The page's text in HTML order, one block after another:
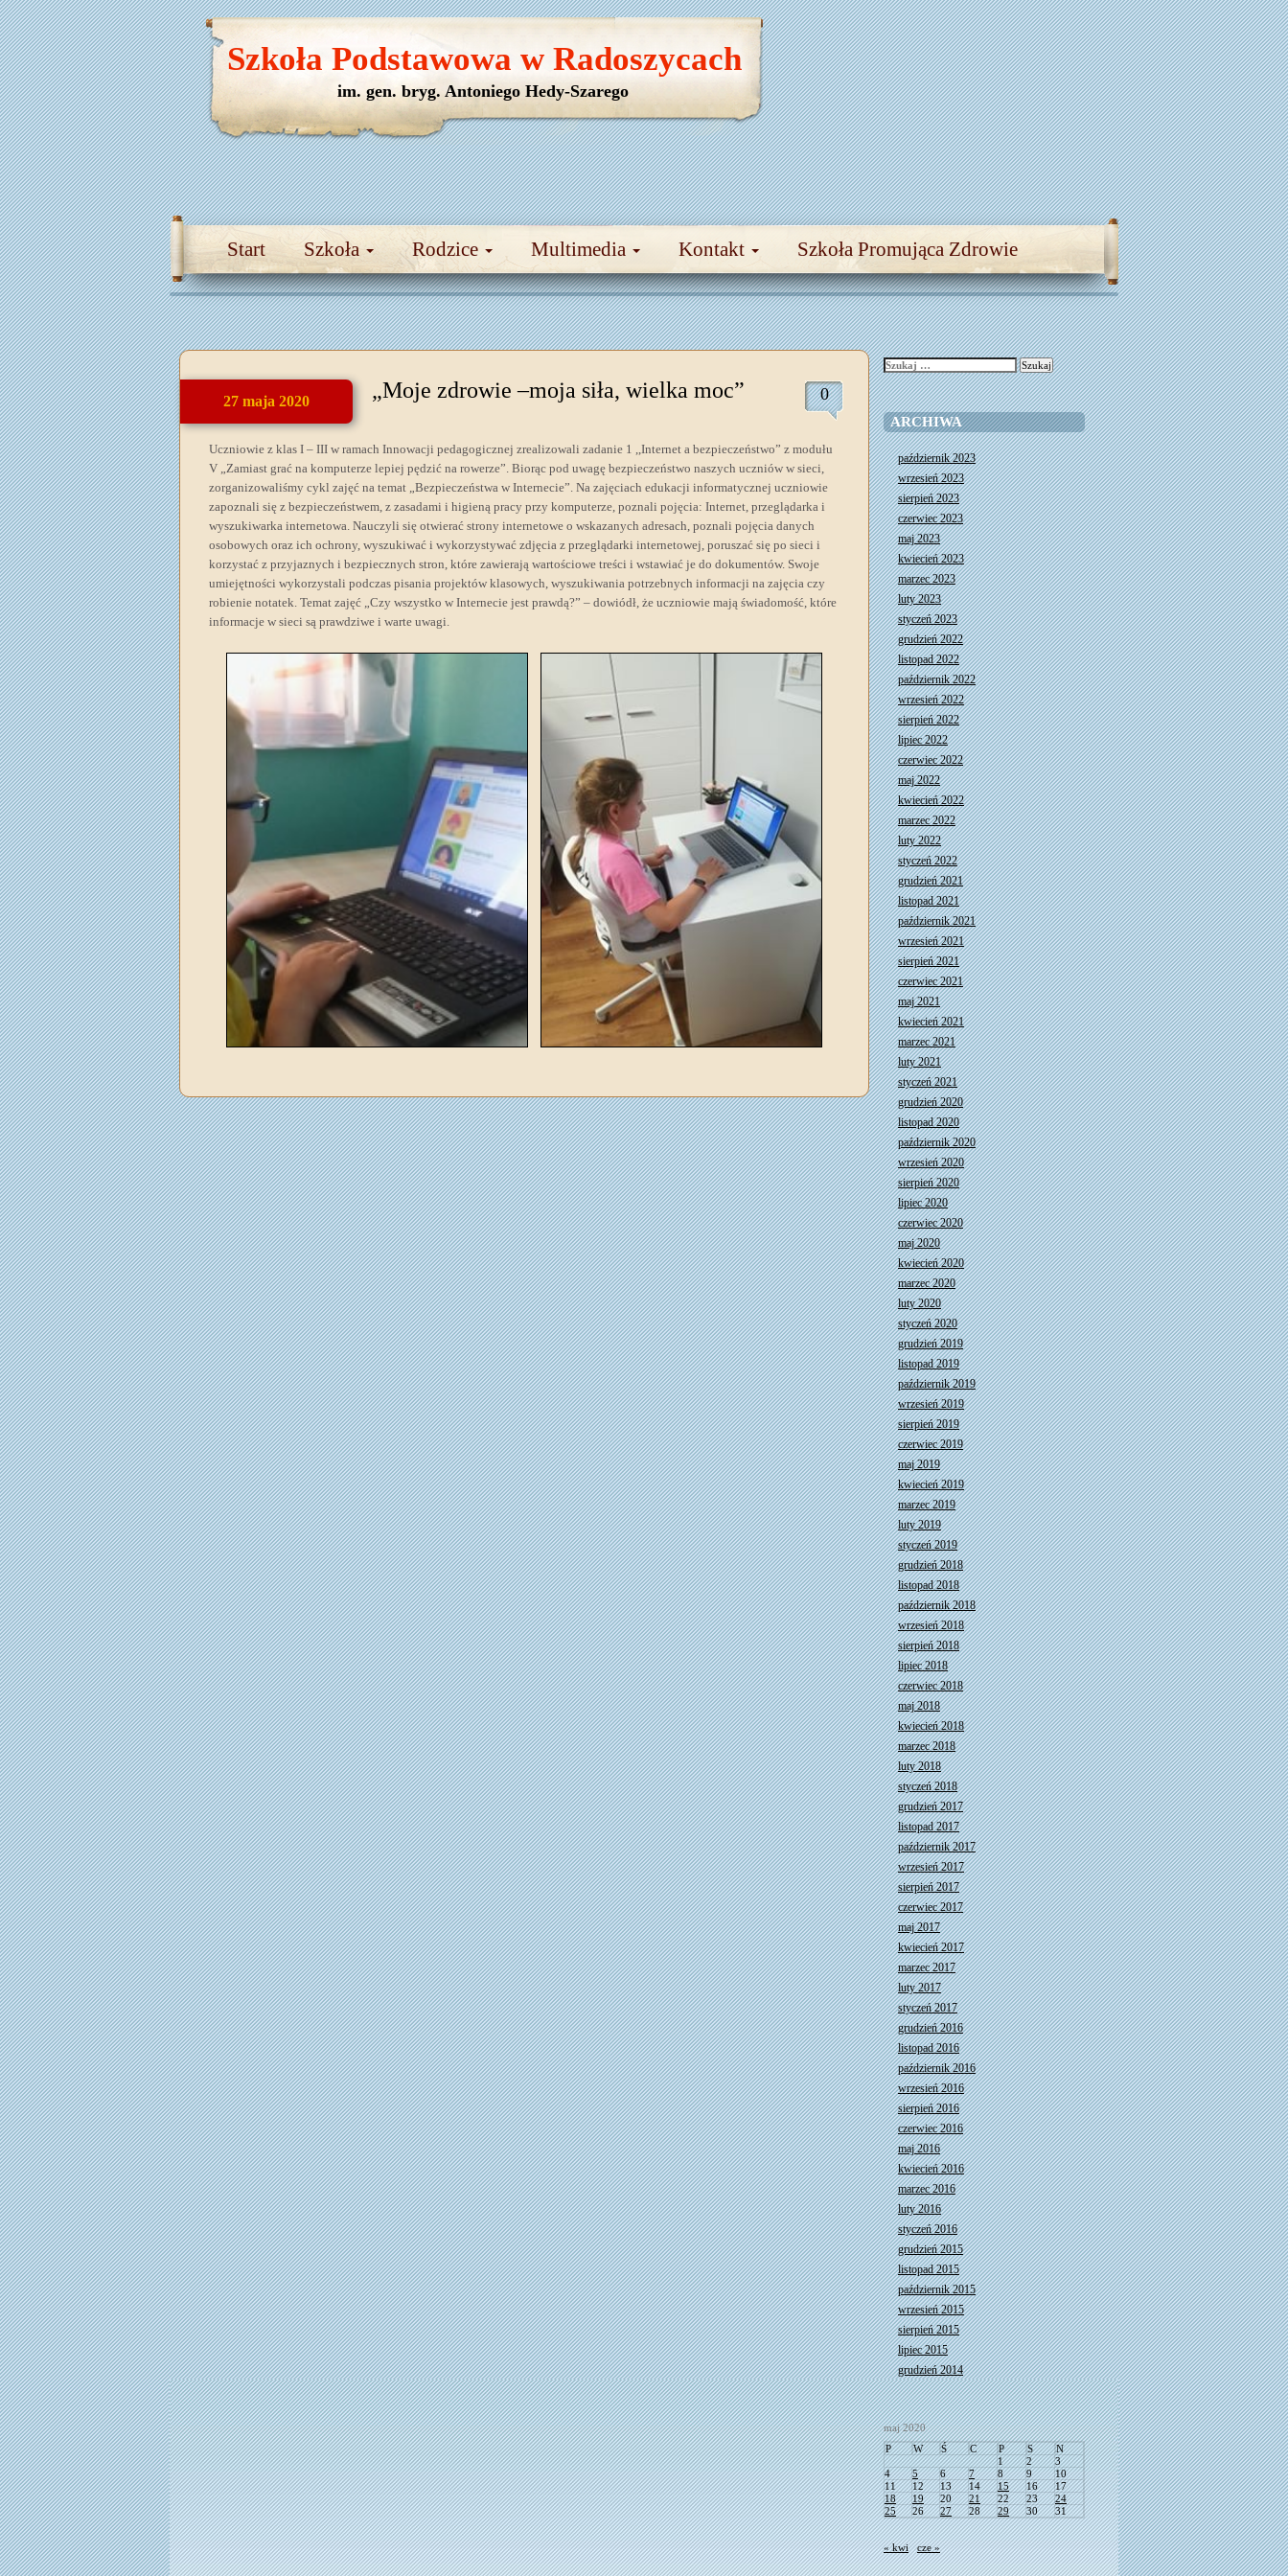
Start Szkoła Rodzice Multimedia Kontakt Szkoła Promująca Zdrowie
Szkoła Podstawowa w Radoszycach
im. gen. bryg. Antoniego Hedy-Szarego
27 maja 2020 „Moje zdrowie –moja siła, wielka moc” 0
Uczniowie z klas I – III w ramach Innowacji pedagogicznej zrealizowali zadanie 1 ,,Internet a bezpieczeństwo” z modułu
V „Zamiast grać na komputerze lepiej pędzić na rowerze”. Biorąc pod uwagę bezpieczeństwo naszych uczniów w sieci,
zorganizowaliśmy cykl zajęć na temat „Bezpieczeństwa w Internecie”. Na zajęciach edukacji informatycznej uczniowie
zapoznali się z bezpieczeństwem, z zasadami i higieną pracy przy komputerze, poznali pojęcia: Internet, przeglądarka i
wyszukiwarka internetowa. Nauczyli się otwierać strony internetowe o wskazanych adresach, poznali pojęcia danych
osobowych oraz ich ochrony, wyszukiwać i wykorzystywać zdjęcia z przeglądarki internetowej, poruszać się po sieci i
korzystać z przyjaznych i bezpiecznych stron, które zawierają wartościowe treści i wstawiać je do dokumentów. Swoje
umiejętności wykorzystali podczas pisania projektów klasowych, wyszukiwania potrzebnych informacji na zajęcia czy
robienie notatek. Temat zajęć „Czy wszystko w Internecie jest prawdą?” – dowiódł, że uczniowie mają świadomość, które
informacje w sieci są prawdziwe i warte uwagi.
Szukaj:
ARCHIWA
październik 2023
wrzesień 2023
sierpień 2023
czerwiec 2023
maj 2023
kwiecień 2023
marzec 2023
luty 2023
styczeń 2023
grudzień 2022
listopad 2022
październik 2022
wrzesień 2022
sierpień 2022
lipiec 2022
czerwiec 2022
maj 2022
kwiecień 2022
marzec 2022
luty 2022
styczeń 2022
grudzień 2021
listopad 2021
październik 2021
wrzesień 2021
sierpień 2021
czerwiec 2021
maj 2021
kwiecień 2021
marzec 2021
luty 2021
styczeń 2021
grudzień 2020
listopad 2020
październik 2020
wrzesień 2020
sierpień 2020
lipiec 2020
czerwiec 2020
maj 2020
kwiecień 2020
marzec 2020
luty 2020
styczeń 2020
grudzień 2019
listopad 2019
październik 2019
wrzesień 2019
sierpień 2019
czerwiec 2019
maj 2019
kwiecień 2019
marzec 2019
luty 2019
styczeń 2019
grudzień 2018
listopad 2018
październik 2018
wrzesień 2018
sierpień 2018
lipiec 2018
czerwiec 2018
maj 2018
kwiecień 2018
marzec 2018
luty 2018
styczeń 2018
grudzień 2017
listopad 2017
październik 2017
wrzesień 2017
sierpień 2017
czerwiec 2017
maj 2017
kwiecień 2017
marzec 2017
luty 2017
styczeń 2017
grudzień 2016
listopad 2016
październik 2016
wrzesień 2016
sierpień 2016
czerwiec 2016
maj 2016
kwiecień 2016
marzec 2016
luty 2016
styczeń 2016
grudzień 2015
listopad 2015
październik 2015
wrzesień 2015
sierpień 2015
lipiec 2015
grudzień 2014
maj 2020
P
W Ś C P S
N
1
2
3
4
5 6 7 8 9
10
11
12 13 14 15 16
17
18
19 20 21 22 23
24
25
26 27 28 29 30 31
« kwi cze »